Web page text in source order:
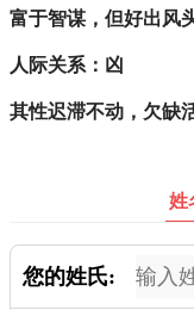
富于智谋，但好出风
人际关系：凶
其性迟滞不动，欠缺
姓
您的姓氏: